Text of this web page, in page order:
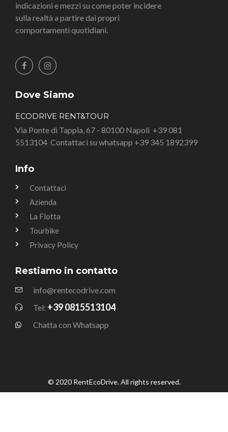
indicazioni e mezzi su come poter incidere
sulla realtà a partire dai propri
comportamenti quotidiani.
Dove Siamo
ECODRIVE RENT&TOUR
Via Ponte di Tappia, 67 - 80100 Napoli +39 081
5513104 Contattaci su whatsapp +39 345 1892399
Info
Contattaci
Azienda
La Flotta
Tourbike
Privacy Policy
Restiamo in contatto
info@rentecodrive.com
Tel: +39 0815513104
Chatta con Whatsapp
© 2020 RentEcoDrive. All rights reserved.